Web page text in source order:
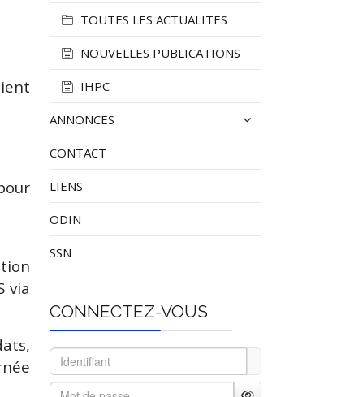
via
TOUTES LES ACTUALITES
NOUVELLES PUBLICATIONS
IHPC
ANNONCES
CONTACT
LIENS
ODIN
SSN
CONNECTEZ-VOUS
Identifiant
Mot de passe